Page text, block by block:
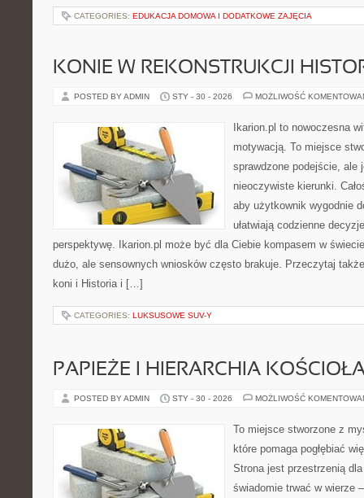
CATEGORIES: EDUKACJA DOMOWA I DODATKOWE ZAJĘCIA
KONIE W REKONSTRUKCJI
POSTED BY ADMIN STY - 30 - 2026 MOŻLIWOŚĆ
Ikarion.pl to nowoczesna
motywacją. To miejsce
sprawdzone podejście, ale
nieoczywiste kierunki.
aby użytkownik wygodnie
ułatwiają codzienne
perspektywę. Ikarion.pl może być dla Ciebie kompasem w
dużo, ale sensownych wniosków często brakuje. Przeczytaj
koni i Historia i […]
CATEGORIES: LUKSUSOWE SUV-Y
PAPIEŻE I HIERARCHIA
POSTED BY ADMIN STY - 30 - 2026 MOŻLIWOŚĆ
To miejsce stworzone z
które pomaga pogłębiać
Strona jest przestrzenią
świadomie trwać w wierze